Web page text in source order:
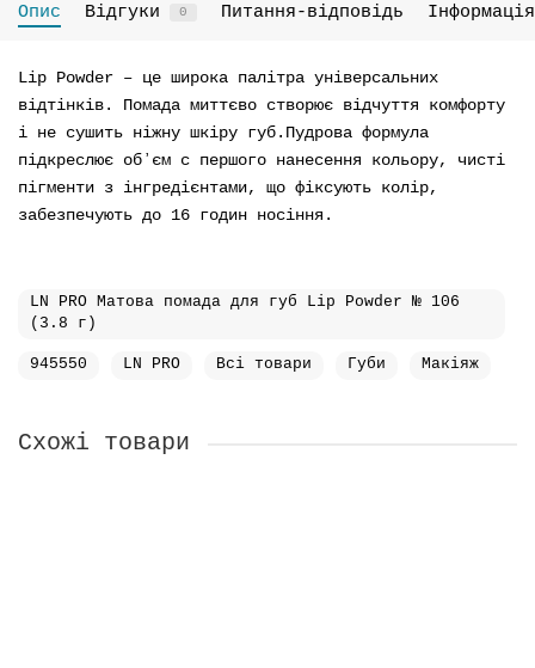
Опис Відгуки 0 Питання-відповідь Інформація
Lip Powder – це широка палітра універсальних
відтінків. Помада миттєво створює відчуття комфорту
і не сушить ніжну шкіру губ.Пудрова формула
підкреслює обʼєм с першого нанесення кольору, чисті
пігменти з інгредієнтами, що фіксують колір,
забезпечують до 16 годин носіння.
LN PRO Матова помада для губ Lip Powder № 106
(3.8 г)
945550 LN PRO Всі товари Губи Макіяж
Схожі товари